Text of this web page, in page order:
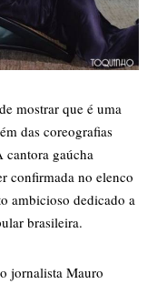
mostrar que é uma
das coreografias
cantora gaúcha
confirmada no elenco
ambicioso dedicado a
brasileira.
jornalista Mauro